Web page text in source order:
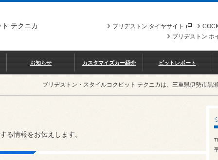
テクニカ
ブリヂストン タイヤサイト
ブリヂストン ホ
お知らせ カスタマイズカー紹介 ピットレポート
ブリヂストン・スタイルコクピット テクニカは、三重県伊勢市黒
る情報をお伝えします。